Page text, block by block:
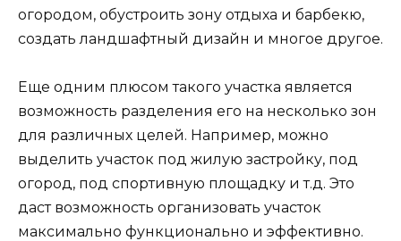
огородом, обустроить зону отдыха и барбекю,
создать ландшафтный дизайн и многое другое.
Еще одним плюсом такого участка является
возможность разделения его на несколько зон
для различных целей. Например, можно
выделить участок под жилую застройку, под
огород, под спортивную площадку и т.д. Это
даст возможность организовать участок
максимально функционально и эффективно.